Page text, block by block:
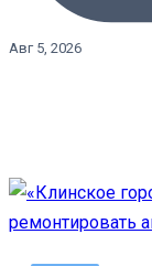
Авг 5, 2026